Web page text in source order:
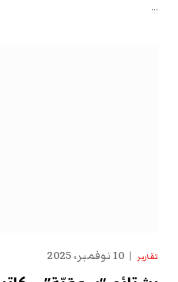
…
تقارير 10 نوفمبر، 2025